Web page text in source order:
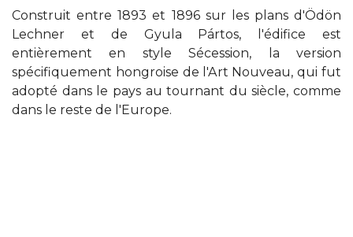
Construit entre 1893 et 1896 sur les plans d'Ödön
Lechner et de Gyula Pártos, l'édifice est
entièrement en style Sécession, la version
spécifiquement hongroise de l'Art Nouveau, qui fut
adopté dans le pays au tournant du siècle, comme
dans le reste de l'Europe.